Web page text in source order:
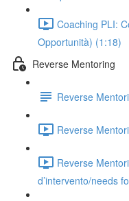
Coaching PLI:
Opportunità) (1:18)
Reverse Mentoring
Reverse
Reverse
Reverse
d’intervento/needs